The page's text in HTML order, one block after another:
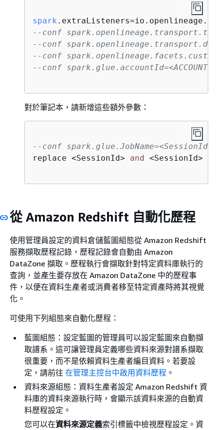
spark
--conf
--conf
--conf
--conf
對於筆記本，請新增這些額外參數：
--conf
replace <SessionId> and <SessionId>
從 Amazon Redshift 自動化歷程
使用管理員設定的資料倉儲藍圖組態從 Amazon Redshift
服務擷取歷程記錄，歷程記錄會自動由 Amazon
DataZone 擷取。歷程執行會擷取針對特定資料庫執行的
查詢，並產生要存放在 Amazon DataZone 中的歷程事
件，以便在資料生產者或消費者移至特定資產時將其視覺
化。
可使用下列組態來自動化歷程：
藍圖組態：設定藍圖的管理員可以設定藍圖來自動擷
取譜系。這可讓管理員定義哪些資料來源對譜系擷取
很重要，而不是依賴資料生產者編目資料。若要設
定，請前往 在管理主控台中啟用資料歷程 。
資料來源組態：資料生產者設定 Amazon Redshift 資
料庫的資料來源執行時，會顯示該資料來源的自動資
料歷程設定。
您可以在資料來源定義索引標籤中檢視歷程設定。資